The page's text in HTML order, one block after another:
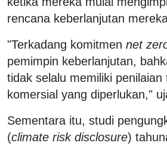
rencana keberlanjutan
"Terkadang komitmen net
pemimpin keberlanjutan,
tidak selalu memiliki
komersial yang diperlukan,"
Sementara itu, studi
(climate risk disclosure)